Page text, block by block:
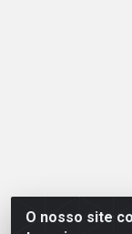
O nosso site
Linhavix